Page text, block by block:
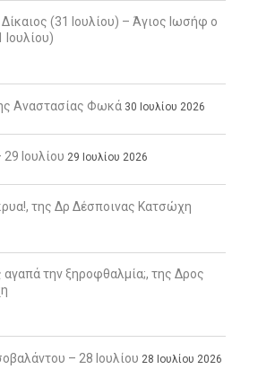
(31 Ιουλίου) – Άγιος Ιωσήφ ο
Αναστασίας Φωκά 30 Ιουλίου 2026
Ιουλίου 29 Ιουλίου 2026
της Δρ Δέσποινας Κατσώχη
αγαπά την ξηροφθαλμία;, της Δρος
– 28 Ιουλίου 28 Ιουλίου 2026